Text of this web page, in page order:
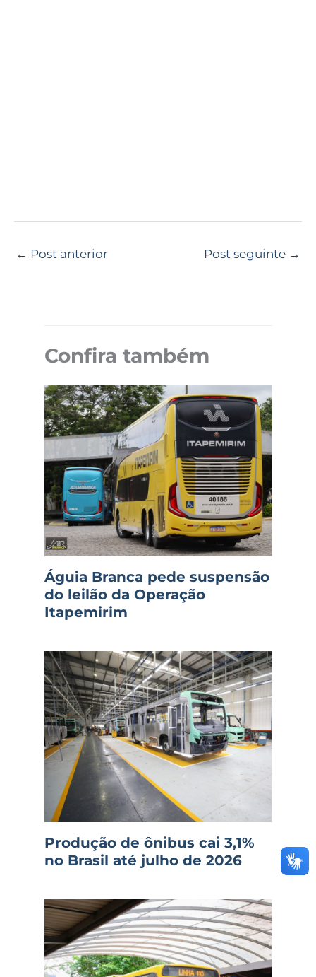
← Post anterior Post seguinte →
Confira também
Águia Branca pede suspensão
do leilão da Operação
Itapemirim
Produção de ônibus cai 3,1%
no Brasil até julho de 2026